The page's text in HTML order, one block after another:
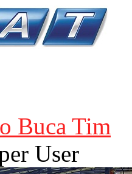
Buca Tim
User